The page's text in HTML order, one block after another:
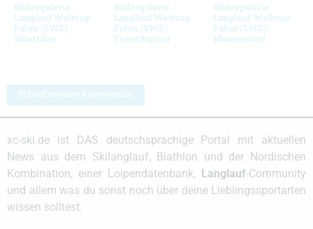
Bildergalerie
Langlauf Weltcup
Falun (SWE)
Skiathlon
Bildergalerie
Langlauf Weltcup
Falun (SWE)
Freistilsprint
Bildergalerie
Langlauf Weltcup
Falun (SWE)
Massenstart
Schreibe einen Kommentar
xc-ski.de ist DAS deutschsprachige Portal mit aktuellen
News aus dem Skilanglauf, Biathlon und der Nordischen
Kombination, einer Loipendatenbank,
Langlauf-Community
und allem was du sonst noch über deine Lieblingssportarten
wissen solltest.